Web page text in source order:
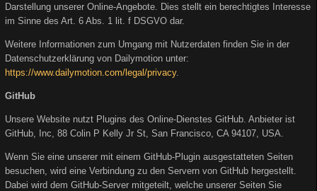
Darstellung unserer Online-Angebote. Dies stellt ein berechtigtes Interesse
im Sinne des Art. 6 Abs. 1 lit. f DSGVO dar.
Weitere Informationen zum Umgang mit Nutzerdaten finden Sie in der
Datenschutzerklärung von Dailymotion unter:
https://www.dailymotion.com/legal/privacy.
GitHub
Unsere Website nutzt Plugins des Online-Dienstes GitHub. Anbieter ist
GitHub, Inc, 88 Colin P Kelly Jr St, San Francisco, CA 94107, USA.
Wenn Sie eine unserer mit einem GitHub-Plugin ausgestatteten Seiten
besuchen, wird eine Verbindung zu den Servern von GitHub hergestellt.
Dabei wird dem GitHub-Server mitgeteilt, welche unserer Seiten Sie